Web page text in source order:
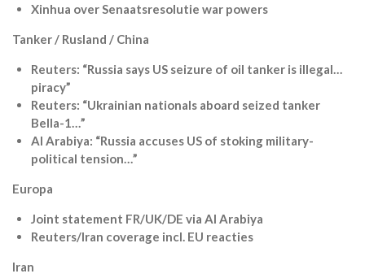
Xinhua over Senaatsresolutie war powers
Tanker / Rusland / China
Reuters: “Russia says US seizure of oil tanker is illegal…
piracy”
Reuters: “Ukrainian nationals aboard seized tanker
Bella-1…”
Al Arabiya: “Russia accuses US of stoking military-
political tension…”
Europa
Joint statement FR/UK/DE via Al Arabiya
Reuters/Iran coverage incl. EU reacties
Iran